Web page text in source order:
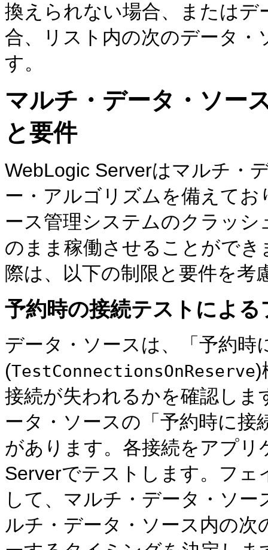
換えられない場合、または
合、リスト内の次のデータ
す。
マルチ・データ・ソー
と要件
WebLogic Serverはマルチ・
ー・アルゴリズムを備えて
ース管理システムのクラッ
のまま稼働させることがで
際は、以下の制限と要件を考
予約時の接続テストによ
データ・ソースは、「予約時
(TestConnectionsOnReserve)
接続が失われるかを確認し
ータ・ソースの「予約時に接
があります。各接続をアプ
Serverでテストします。フ
して、マルチ・データ・ソ
ルチ・データ・ソース内の